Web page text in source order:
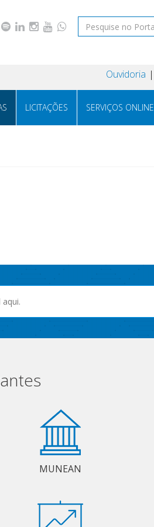
Ouvidoria
LICITAÇÕES SERVIÇOS ONLINE
MUNEAN